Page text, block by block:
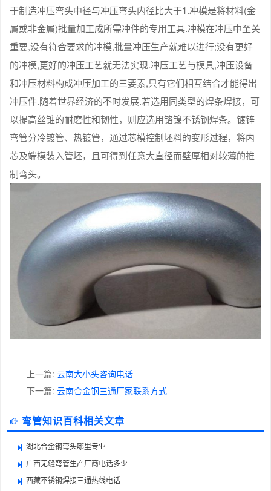
于制造冲压弯头中径与冲压弯头内径比大于1.冲模是将材料(金
属或非金属)批量加工成所需冲件的专用工具.冲模在冲压中至关
重要,没有符合要求的冲模,批量冲压生产就难以进行;没有更好
的冲模,更好的冲压工艺就无法实现.冲压工艺与模具,冲压设备
和冲压材料构成冲压加工的三要素,只有它们相互结合才能得出
冲压件.随着世界经济的不时发展.若选用同类型的焊条焊接，可
以提高丝锥的耐磨性和韧性，则应选用铬镍不锈钢焊条。镀锌
弯管分冷镀管、热镀管，通过芯模控制坯料的变形过程，将内
芯及端模装入管坯，且可得到任意大直径而壁厚相对较薄的推
制弯头。
上一篇: 云南大小头咨询电话
下一篇: 云南合金钢三通厂家联系方式
弯管知识百科相关文章
湖北合金钢弯头哪里专业
广西无缝弯管生产厂商电话多少
西藏不锈钢焊接三通热线电话